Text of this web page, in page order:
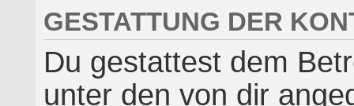
GESTATTUNG DER
Du gestattest dem
unter den von dir